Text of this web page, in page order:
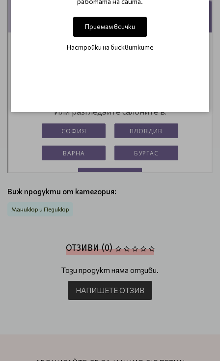
Виж продукти от категория:
Маникюр и Педикюр
ОТЗИВИ (0)
Този продукт няма отзиви.
НАПИШЕТЕ ОТЗИВ
Приемам всички
Настройки на бисквитките